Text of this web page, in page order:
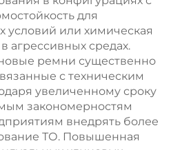
для
условий или химическая
агрессивных средах.
ремни существенно
с техническим
увеличенному сроку
закономерностям
внедрять более
ТО. Повышенная